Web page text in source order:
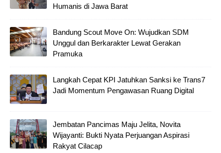
Humanis di Jawa Barat
Bandung Scout Move On: Wujudkan SDM
Unggul dan Berkarakter Lewat Gerakan
Pramuka
Langkah Cepat KPI Jatuhkan Sanksi ke Trans7
Jadi Momentum Pengawasan Ruang Digital
Jembatan Pancimas Maju Jelita, Novita
Wijayanti: Bukti Nyata Perjuangan Aspirasi
Rakyat Cilacap